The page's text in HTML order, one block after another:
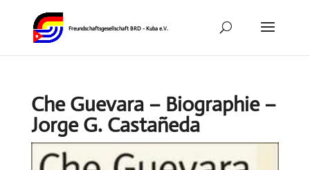
Che Guevara – Biographie –
Jorge G. Castañeda